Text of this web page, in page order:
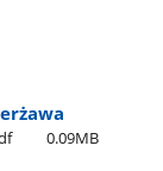
0.09MB